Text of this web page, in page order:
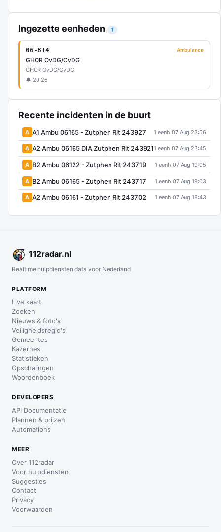
Ingezette eenheden 1
06-814 Ambulance
GHOR OvDG/CvDG
GHOR OvDG/CvDG
🔔 20:26
Recente incidenten in de buurt
A A1 Ambu 06165 - Zutphen Rit 243927 1 eenh.07 Aug 23:56
A A2 Ambu 06165 DIA Zutphen Rit 2439211 eenh.07 Aug 23:45
A B2 Ambu 06122 - Zutphen Rit 243719 1 eenh.07 Aug 19:05
A B2 Ambu 06165 - Zutphen Rit 243717 1 eenh.07 Aug 19:03
A A2 Ambu 06161 - Zutphen Rit 243702 1 eenh.07 Aug 18:43
112radar.nl
Realtime hulpdiensten data voor Nederland
PLATFORM
Live kaart
Zoeken
Nieuws & foto's
Veiligheidsregio's
Gemeentes
Kazernes
Statistieken
Opschalingen
Woordenboek
DEVELOPERS
API Documentatie
Plannen & prijzen
Automations
MEER
Over 112radar
Voor hulpdiensten
Suggesties
Contact
Privacy
Voorwaarden